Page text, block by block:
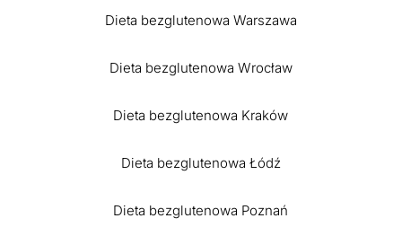
Dieta bezglutenowa Warszawa
Dieta bezglutenowa Wrocław
Dieta bezglutenowa Kraków
Dieta bezglutenowa Łódź
Dieta bezglutenowa Poznań